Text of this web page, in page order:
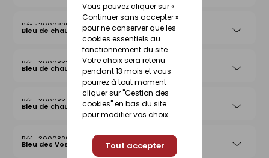
Vous pouvez cliquer sur «
Continuer sans accepter »
pour ne conserver que les
cookies essentiels au
fonctionnement du site.
Votre choix sera retenu
pendant 13 mois et vous
pourrez à tout moment
cliquer sur "Gestion des
cookies" en bas du site
pour modifier vos choix.
Tout accepter
30008290
Bleu de chauffe - 0,125L
30008330
Bleu de chauffe - 0,5L
30008370
Bleu de chauffe - 2,5L
30008297
Bleu des Vosges - 0,125L